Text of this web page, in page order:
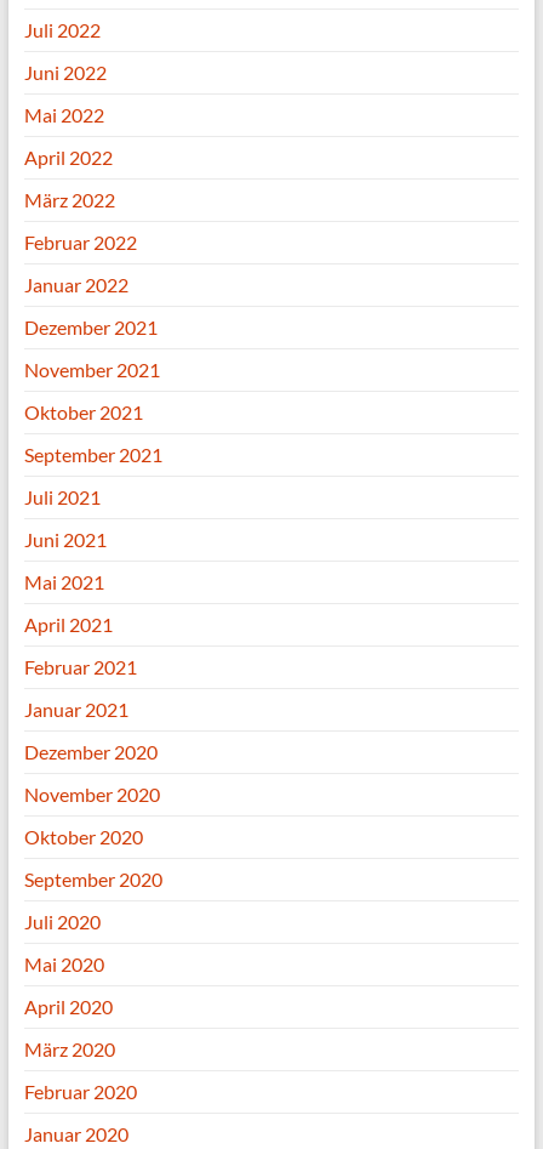
Juli 2022
Juni 2022
Mai 2022
April 2022
März 2022
Februar 2022
Januar 2022
Dezember 2021
November 2021
Oktober 2021
September 2021
Juli 2021
Juni 2021
Mai 2021
April 2021
Februar 2021
Januar 2021
Dezember 2020
November 2020
Oktober 2020
September 2020
Juli 2020
Mai 2020
April 2020
März 2020
Februar 2020
Januar 2020